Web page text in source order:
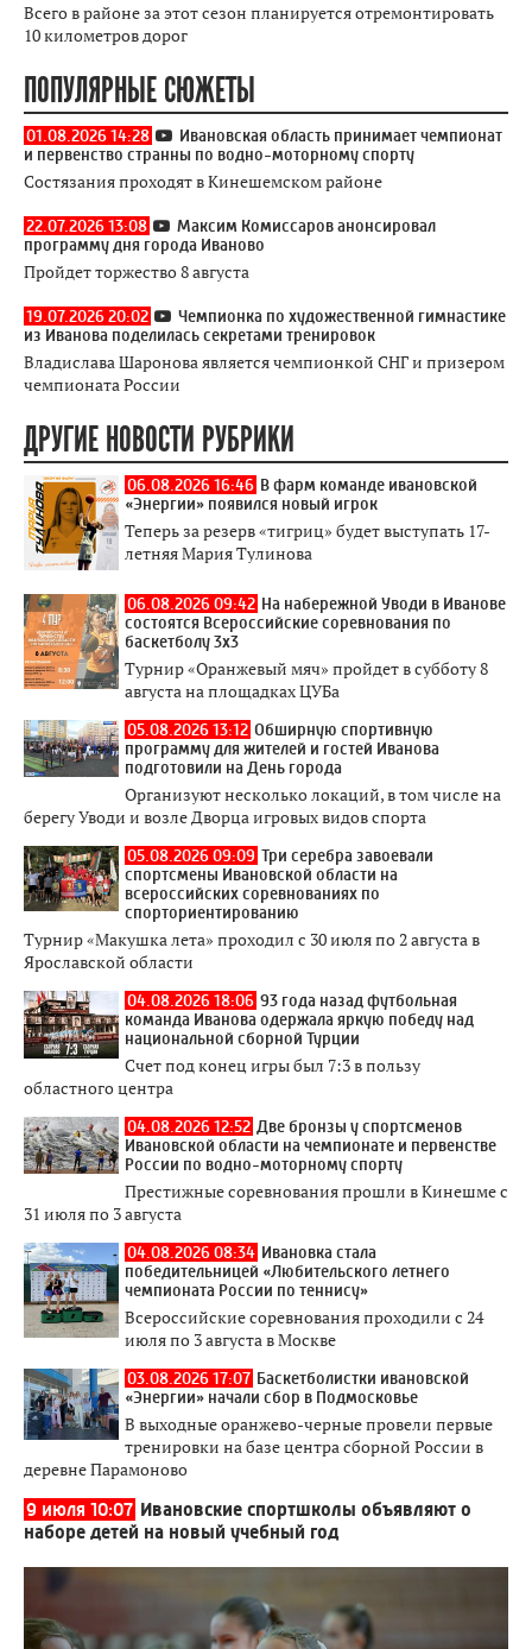
Всего в районе за этот сезон планируется отремонтировать
10 километров дорог
ПОПУЛЯРНЫЕ СЮЖЕТЫ
01.08.2026 14:28
Ивановская область принимает чемпионат
и первенство странны по водно-моторному спорту
Состязания проходят в Кинешемском районе
22.07.2026 13:08
Максим Комиссаров анонсировал
программу дня города Иваново
Пройдет торжество 8 августа
19.07.2026 20:02
Чемпионка по художественной гимнастике
из Иванова поделилась секретами тренировок
Владислава Шаронова является чемпионкой СНГ и призером
чемпионата России
ДРУГИЕ НОВОСТИ РУБРИКИ
06.08.2026 16:46 В фарм команде ивановской
«Энергии» появился новый игрок
Теперь за резерв «тигриц» будет выступать 17-
летняя Мария Тулинова
06.08.2026 09:42 На набережной Уводи в Иванове
состоятся Всероссийские соревнования по
баскетболу 3x3
Турнир «Оранжевый мяч» пройдет в субботу 8
августа на площадках ЦУБа
05.08.2026 13:12 Обширную спортивную
программу для жителей и гостей Иванова
подготовили на День города
Организуют несколько локаций, в том числе на
берегу Уводи и возле Дворца игровых видов спорта
05.08.2026 09:09 Три серебра завоевали
спортсмены Ивановской области на
всероссийских соревнованиях по
спорториентированию
Турнир «Макушка лета» проходил с 30 июля по 2 августа в
Ярославской области
04.08.2026 18:06 93 года назад футбольная
команда Иванова одержала яркую победу над
национальной сборной Турции
Счет под конец игры был 7:3 в пользу
областного центра
04.08.2026 12:52 Две бронзы у спортсменов
Ивановской области на чемпионате и первенстве
России по водно-моторному спорту
Престижные соревнования прошли в Кинешме с
31 июля по 3 августа
04.08.2026 08:34 Ивановка стала
победительницей «Любительского летнего
чемпионата России по теннису»
Всероссийские соревнования проходили с 24
июля по 3 августа в Москве
03.08.2026 17:07 Баскетболистки ивановской
«Энергии» начали сбор в Подмосковье
В выходные оранжево-черные провели первые
тренировки на базе центра сборной России в
деревне Парамоново
9 июля 10:07 Ивановские спортшколы объявляют о
наборе детей на новый учебный год